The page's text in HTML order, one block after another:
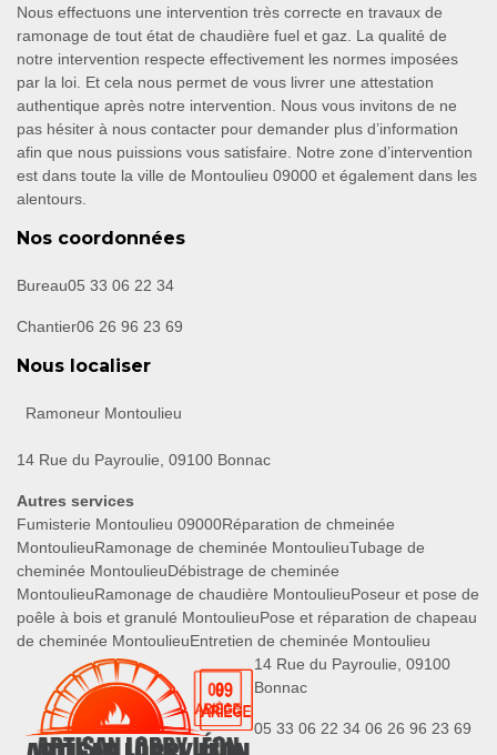
Nous effectuons une intervention très correcte en travaux de
ramonage de tout état de chaudière fuel et gaz. La qualité de
notre intervention respecte effectivement les normes imposées
par la loi. Et cela nous permet de vous livrer une attestation
authentique après notre intervention. Nous vous invitons de ne
pas hésiter à nous contacter pour demander plus d’information
afin que nous puissions vous satisfaire. Notre zone d’intervention
est dans toute la ville de Montoulieu 09000 et également dans les
alentours.
Nos coordonnées
Bureau05 33 06 22 34
Chantier06 26 96 23 69
Nous localiser
Ramoneur Montoulieu
14 Rue du Payroulie, 09100 Bonnac
Autres services
Fumisterie Montoulieu 09000Réparation de chmeinée
MontoulieuRamonage de cheminée MontoulieuTubage de
cheminée MontoulieuDébistrage de cheminée
MontoulieuRamonage de chaudière MontoulieuPoseur et pose de
poêle à bois et granulé MontoulieuPose et réparation de chapeau
de cheminée MontoulieuEntretien de cheminée Montoulieu
14 Rue du Payroulie, 09100
Bonnac
05 33 06 22 34 06 26 96 23 69